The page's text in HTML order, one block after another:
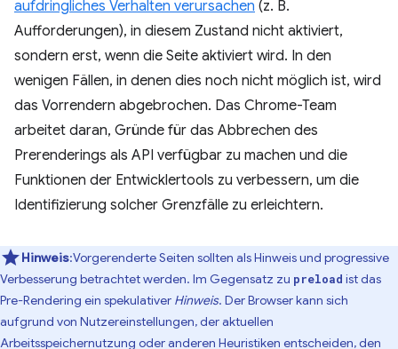
aufdringliches Verhalten verursachen (z. B.
Aufforderungen), in diesem Zustand nicht aktiviert,
sondern erst, wenn die Seite aktiviert wird. In den
wenigen Fällen, in denen dies noch nicht möglich ist, wird
das Vorrendern abgebrochen. Das Chrome-Team
arbeitet daran, Gründe für das Abbrechen des
Prerenderings als API verfügbar zu machen und die
Funktionen der Entwicklertools zu verbessern, um die
Identifizierung solcher Grenzfälle zu erleichtern.
Hinweis:Vorgerenderte Seiten sollten als Hinweis und progressive
Verbesserung betrachtet werden. Im Gegensatz zu preload ist das
Pre-Rendering ein spekulativer Hinweis. Der Browser kann sich
aufgrund von Nutzereinstellungen, der aktuellen
Arbeitsspeichernutzung oder anderen Heuristiken entscheiden, den